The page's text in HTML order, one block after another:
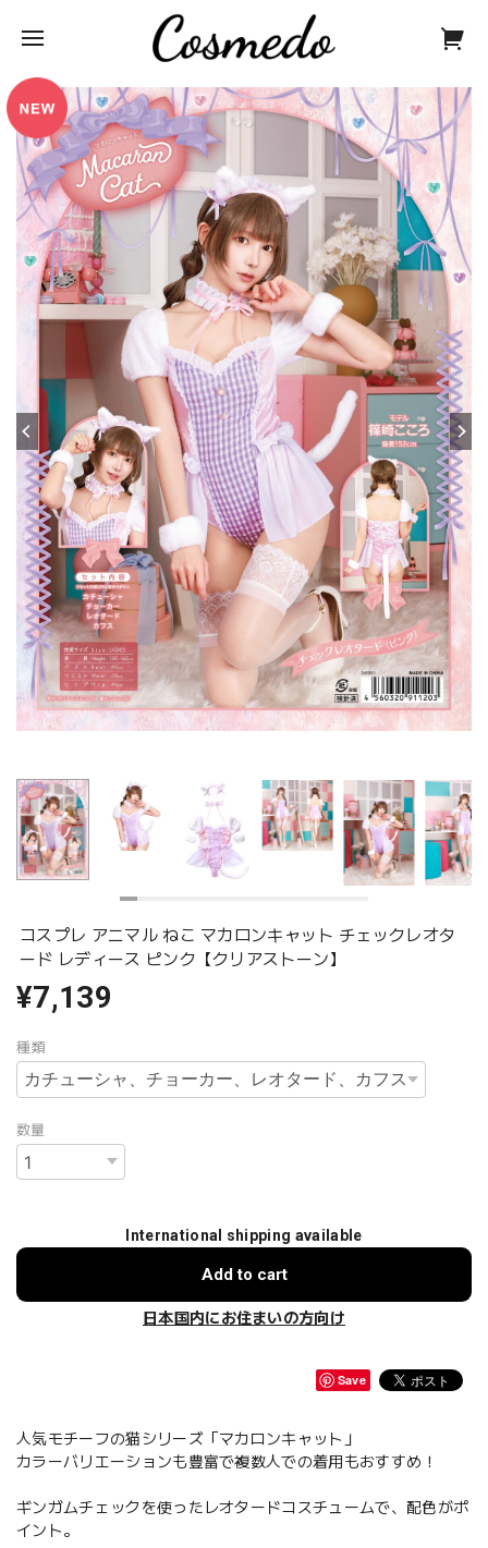
コスプレ アニマル ねこ マカロンキャット チェックレオタ
ード レディース ピンク【クリアストーン】
¥7,139
種類
数量
International shipping available
Add to cart
日本国内にお住まいの方向け
Save
人気モチーフの猫シリーズ「マカロンキャット」
カラーバリエーションも豊富で複数人での着用もおすすめ！
ギンガムチェックを使ったレオタードコスチュームで、配色がポ
イント。